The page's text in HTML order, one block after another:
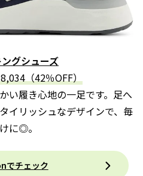
グシューズ
（42％OFF）
い履き心地の一足です。足へ
イリッシュなデザインで、毎
に◎。
でチェック